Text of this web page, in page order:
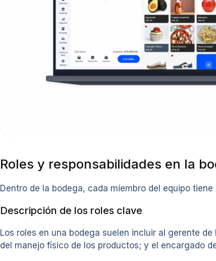
Roles y responsabilidades en la
Dentro de la bodega, cada miembro del equipo
Descripción de los roles clave
Los roles en una bodega suelen incluir al gerente
del manejo físico de los productos; y el encargado